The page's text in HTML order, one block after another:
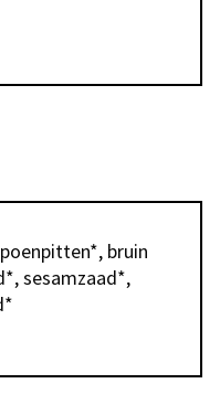
bruin
sesamzaad*,